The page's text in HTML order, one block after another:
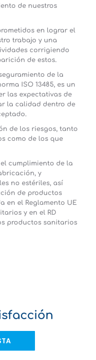
de nuestros
en lograr el
trabajo y una
corrigiendo
de estos.
de la
ISO 13485, es un
las expectativas de
la calidad dentro de
de los riesgos, tanto
como de los que
cumplimiento de la
y
no estériles, así
de productos
en el Reglamento UE
y en el RD
productos sanitarios